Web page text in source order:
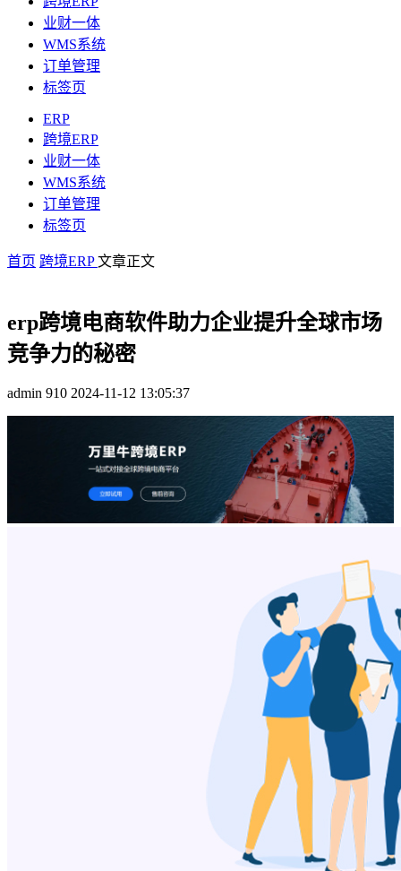
业财一体
WMS系统
订单管理
标签页
ERP
跨境ERP
业财一体
WMS系统
订单管理
标签页
首页 跨境ERP文章正文
erp跨境电商软件助力企业提升全球市场
竞争力的秘密
admin 910 2024-11-12 13:05:37